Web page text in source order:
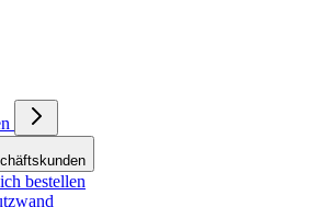
bestellen